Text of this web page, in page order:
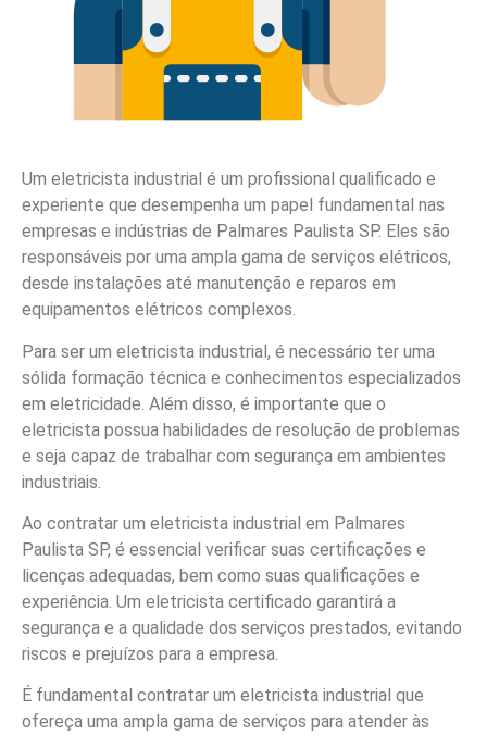
Um eletricista industrial é um profissional qualificado e
experiente que desempenha um papel fundamental nas
empresas e indústrias de Palmares Paulista SP. Eles são
responsáveis por uma ampla gama de serviços elétricos,
desde instalações até manutenção e reparos em
equipamentos elétricos complexos.
Para ser um eletricista industrial, é necessário ter uma
sólida formação técnica e conhecimentos especializados
em eletricidade. Além disso, é importante que o
eletricista possua habilidades de resolução de problemas
e seja capaz de trabalhar com segurança em ambientes
industriais.
Ao contratar um eletricista industrial em Palmares
Paulista SP, é essencial verificar suas certificações e
licenças adequadas, bem como suas qualificações e
experiência. Um eletricista certificado garantirá a
segurança e a qualidade dos serviços prestados, evitando
riscos e prejuízos para a empresa.
É fundamental contratar um eletricista industrial que
ofereça uma ampla gama de serviços para atender às